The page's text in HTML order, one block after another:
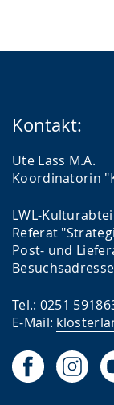
Kontakt:
Ute Lass M.A.
Koordinatorin
LWL-
Referat
Post- und
Tel.: 0251
E-Mail: